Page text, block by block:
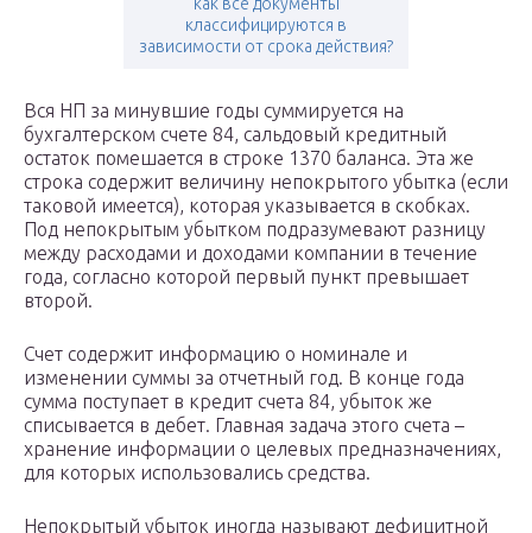
классифицируются в
зависимости от срока действия?
Вся НП за минувшие годы суммируется на
бухгалтерском счете 84, сальдовый кредитный
остаток помешается в строке 1370 баланса. Эта же
строка содержит величину непокрытого убытка (если
таковой имеется), которая указывается в скобках.
Под непокрытым убытком подразумевают разницу
между расходами и доходами компании в течение
года, согласно которой первый пункт превышает
второй.
Счет содержит информацию о номинале и
изменении суммы за отчетный год. В конце года
сумма поступает в кредит счета 84, убыток же
списывается в дебет. Главная задача этого счета –
хранение информации о целевых предназначениях,
для которых использовались средства.
Непокрытый убыток иногда называют дефицитной